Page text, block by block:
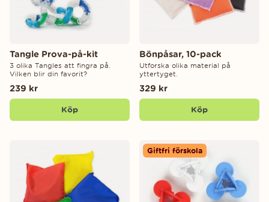
Tangle Prova-på-kit
3 olika Tangles att fingra på.
Vilken blir din favorit?
239 kr
Köp
Bönpåsar, 10-pack
Utforska olika material på
yttertyget.
329 kr
Köp
Giftfri förskola